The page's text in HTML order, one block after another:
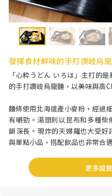
發揮食材鮮味的手打讚岐烏
「心粋うどん いろは」主打的
的手打讚岐烏龍麵，以美味與高
麵條使用北海道產小麥粉，經過
有嚼勁。湯頭則以昆布和多種
韻深長。現炸的天婦羅也大受
與單點小品，搭配飲品也非常合
更多設